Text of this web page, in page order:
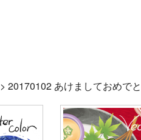
> 20170102 あけましておめで